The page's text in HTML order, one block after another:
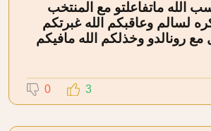
الله ماتفاعلتو مع المنتخب
لسالم وعاقبكم الله غبرتكم
رونالدو وخذلكم الله مافيكم
3
0